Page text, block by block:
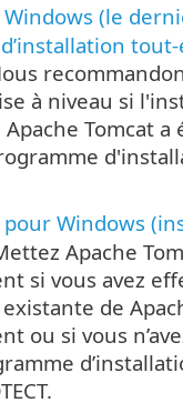
(le
tout-
à niveau si
Tomcat
Windows
Apache
si vous avez
de
ou si vous